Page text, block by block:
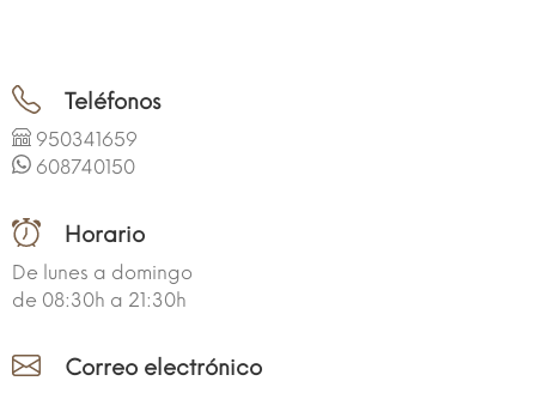
Teléfonos
950341659
608740150
Horario
De lunes a domingo
de 08:30h a 21:30h
Correo electrónico